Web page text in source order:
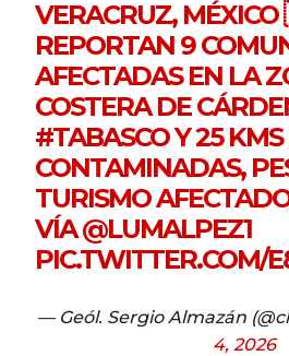
VERACRUZ,
REPORTAN 9
AFECTADAS EN LA
COSTERA DE
#TABASCOY 25 KMS
CONTAMINADAS,
TURISMO
VÍA@LUMALPEZ1
PIC.TWITTER.COM/
— Geól. Sergio Almazán
4, 2026